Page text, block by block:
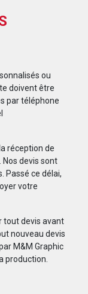
ou
doivent être
par téléphone
réception de
Nos devis sont
Passé ce délai,
votre
tout devis avant
nouveau devis
M&M Graphic
production.